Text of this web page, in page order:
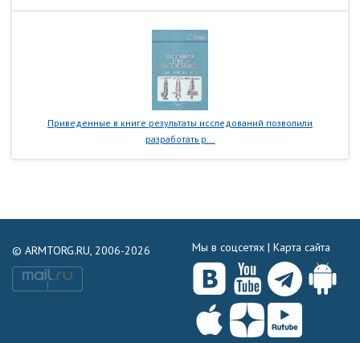
Приведенные в книге результаты исследований позволили
разработать р...
© ARMTORG.RU, 2006-2026 Мы в соцсетях | Карта сайта